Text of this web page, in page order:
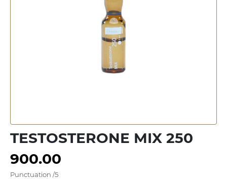
TESTOSTERONE MIX 250
900.00
Punctuation /5